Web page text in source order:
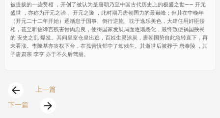
被提拔的一些贤相 ，开创了被认为是唐朝乃至中国古代历史上的极盛之世—— 开元
盛世 ，亦称为开元之治 、开元之隆 ，此时期乃唐朝国力的最巅峰；但其在中晚年
（开元二十二年开始）逐渐怠于国事、倒行逆施、耽于逸乐美色，大肆任用奸臣佞
相，甚至听信谗言残害骨肉忠良，使得国家发展局面逐渐恶化，最终致使祸国殃民
的 安史之乱 爆发。其间皇室仓皇出逃，百姓生灵涂炭，唐朝国势自此急转直下，再
未看涨。李隆基亦丧权下台，在孤苦忧郁中了却残生。其逝世后被葬于 唐泰陵 ，其
子唐肃宗 李亨 亦于不久后驾崩。
arrow_back
上一篇
下一篇
arrow_forward